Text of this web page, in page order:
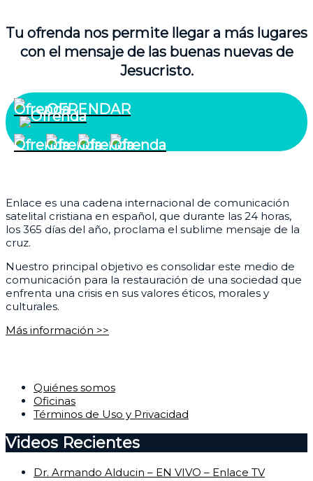
Tu ofrenda nos permite llegar a más lugares
con el mensaje de las buenas nuevas de
Jesucristo.
OFRENDAR
Enlace es una cadena internacional de comunicación
satelital cristiana en español, que durante las 24 horas,
los 365 días del año, proclama el sublime mensaje de la
cruz.
Nuestro principal objetivo es consolidar este medio de
comunicación para la restauración de una sociedad que
enfrenta una crisis en sus valores éticos, morales y
culturales.
Más información >>
Quiénes somos
Oficinas
Términos de Uso y Privacidad
Videos Recientes
Dr. Armando Alducin – EN VIVO – Enlace TV